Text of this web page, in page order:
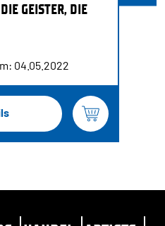
GEISTER, DIE
04.05.2022